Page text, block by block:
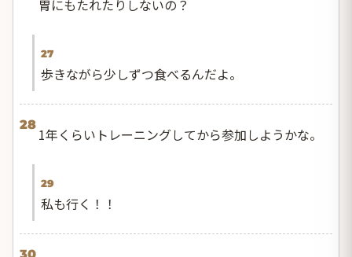
胃にもたれたりしないの？
27
歩きながら少しずつ食べるんだよ。
28
1年くらいトレーニングしてから参加しようかな。
29
私も行く！！
30